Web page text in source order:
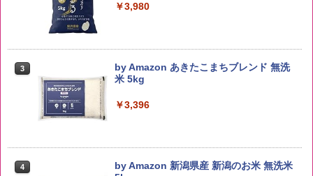
￥3,980
3
by Amazon あきたこまちブレンド 無洗
米 5kg
￥3,396
4
by Amazon 新潟県産 新潟のお米 無洗米